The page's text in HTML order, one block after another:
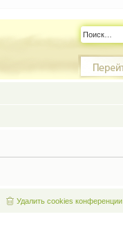
Удалить cookies конференции